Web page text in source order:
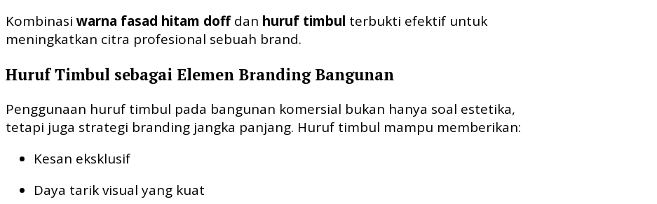
Kombinasi warna fasad hitam doffdan huruf timbul terbukti efektif untuk
meningkatkan citra profesional sebuah brand.
Huruf Timbul sebagai Elemen Branding Bangunan
Penggunaan huruf timbul pada bangunan komersial bukan hanya soal estetika,
tetapi juga strategi branding jangka panjang. Huruf timbul mampu memberikan:
Kesan eksklusif
Daya tarik visual yang kuat